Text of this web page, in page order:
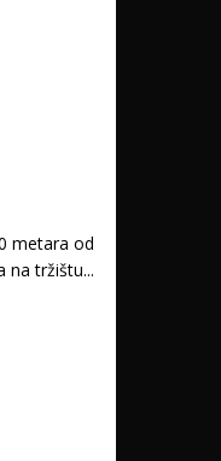
metara od
na tržištu...